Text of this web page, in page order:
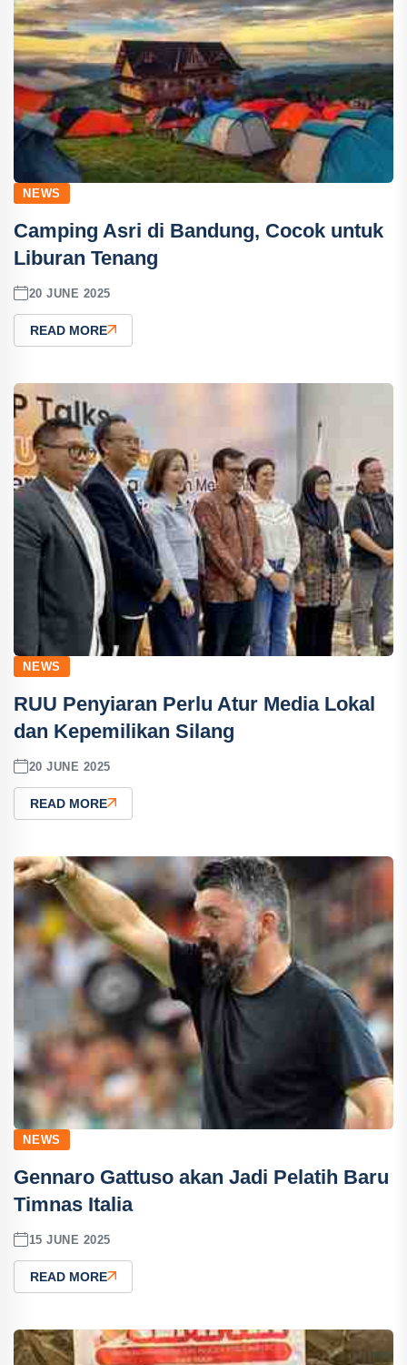
NEWS
Camping Asri di Bandung, Cocok untuk
Liburan Tenang
20 JUNE 2025
READ MORE
NEWS
RUU Penyiaran Perlu Atur Media Lokal
dan Kepemilikan Silang
20 JUNE 2025
READ MORE
NEWS
Gennaro Gattuso akan Jadi Pelatih Baru
Timnas Italia
15 JUNE 2025
READ MORE